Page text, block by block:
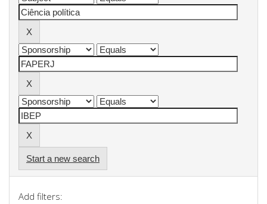
Start a new search
Add filters: